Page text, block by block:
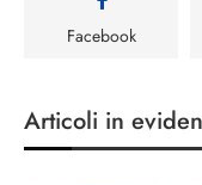
Facebook
Articoli in